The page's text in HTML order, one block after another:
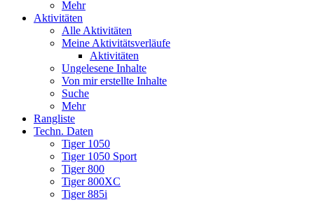
Mehr
Aktivitäten
Alle Aktivitäten
Meine Aktivitätsverläufe
Aktivitäten
Ungelesene Inhalte
Von mir erstellte Inhalte
Suche
Mehr
Rangliste
Techn. Daten
Tiger 1050
Tiger 1050 Sport
Tiger 800
Tiger 800XC
Tiger 885i